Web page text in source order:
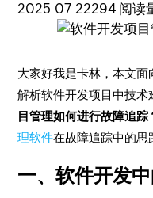
2025-07-22294 阅读
大家好我是卡林，本文
解析软件开发项目中技
目管理如何进行故障追踪
理软件在故障追踪中的思
一、软件开发